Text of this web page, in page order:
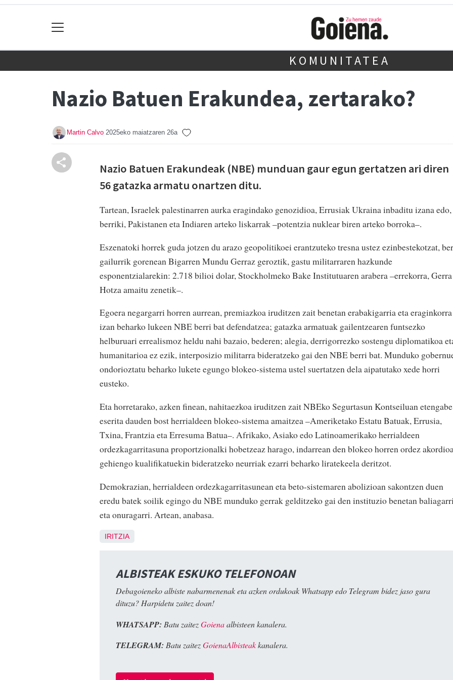
KOMUNITATEA
Nazio Batuen Erakundea, zertarako?
Martin Calvo 2025eko maiatzaren 26a
Nazio Batuen Erakundeak (NBE) munduan gaur egun gertatzen ari diren
56 gatazka armatu onartzen ditu.
Tartean, Israelek palestinarren aurka eragindako genozidioa, Errusiak Ukraina inbaditu izana edo,
berriki, Pakistanen eta Indiaren arteko liskarrak –potentzia nuklear biren arteko borroka–.
Eszenatoki horrek guda jotzen du arazo geopolitikoei erantzuteko tresna ustez ezinbestekotzat,
gailurrik gorenean Bigarren Mundu Gerraz geroztik, gastu militarraren hazkunde
esponentzialarekin: 2.718 bilioi dolar, Stockholmeko Bake Institutuaren arabera –errekorra, Gerra
Hotza amaitu zenetik–.
Egoera negargarri horren aurrean, premiazkoa iruditzen zait benetan erabakigarria eta eraginkorra
izan beharko lukeen NBE berri bat defendatzea; gatazka armatuak gailentzearen funtsezko
helburuari errealismoz heldu nahi bazaio, bederen; alegia, derrigorrezko sostengu diplomatikoa
humanitarioa ez ezik, interposizio militarra bideratzeko gai den NBE berri bat. Munduko
ondorioztatu beharko lukete egungo blokeo-sistema ustel suertatzen dela aipatutako xede horri
eusteko.
Eta horretarako, azken finean, nahitaezkoa iruditzen zait NBEko Segurtasun Kontseiluan etengabe
eserita dauden bost herrialdeen blokeo-sistema amaitzea –Ameriketako Estatu Batuak, Errusia,
Txina, Frantzia eta Erresuma Batua–. Afrikako, Asiako edo Latinoamerikako herrialdeen
ordezkagarritasuna proportzionalki hobetzeaz harago, indarrean den blokeo horren ordez
gehiengo kualifikatuekin bideratzeko neurriak ezarri beharko liratekeela deritzot.
Demokrazian, herrialdeen ordezkagarritasunean eta beto-sistemaren abolizioan sakontzen duen
eredu batek soilik egingo du NBE munduko gerrak gelditzeko gai den instituzio benetan baliagarri
eta onuragarri. Artean, anabasa.
IRITZIA
ALBISTEAK ESKUKO TELEFONOAN
Debagoieneko albiste nabarmenenak eta azken ordukoak Whatsapp edo Telegram bidez jaso gura
dituzu? Harpidetu zaitez doan!
WHATSAPP: Batu zaitezGoienaalbisteen kanalera.
TELEGRAM: Batu zaitezGoienaAlbisteakkanalera.